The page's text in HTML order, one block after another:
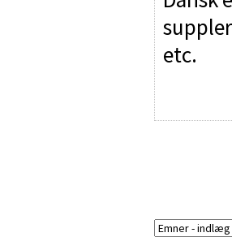
etc.